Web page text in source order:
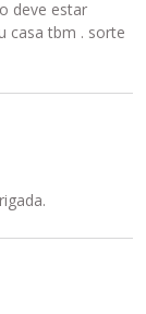
deve estar
casa tbm . sorte